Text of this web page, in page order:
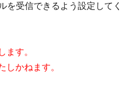
を受信できるよう設定してく
す。
かねます。